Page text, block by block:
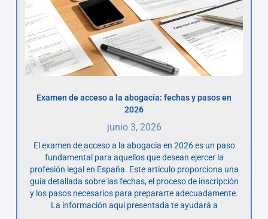
Examen de acceso a la abogacía: fechas y pasos en
2026
junio 3, 2026
El examen de acceso a la abogacía en 2026 es un paso
fundamental para aquellos que desean ejercer la
profesión legal en España. Este artículo proporciona una
guía detallada sobre las fechas, el proceso de inscripción
y los pasos necesarios para prepararte adecuadamente.
La información aquí presentada te ayudará a